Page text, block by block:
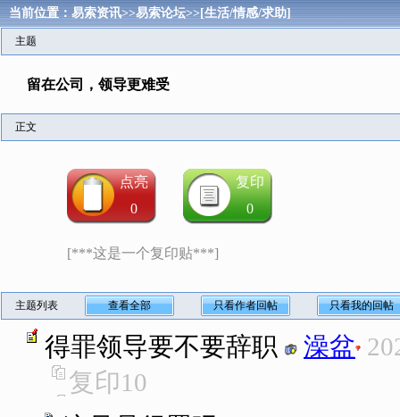
当前位置：易索资讯>>易索论坛>>[生活/情感/求助]
主题
留在公司，领导更难受
正文
点亮
0
复印
0
[***这是一个复印贴***]
主题列表 查看全部 只看作者回帖 只看我的回帖
得罪领导要不要辞职 澡盆
复印10